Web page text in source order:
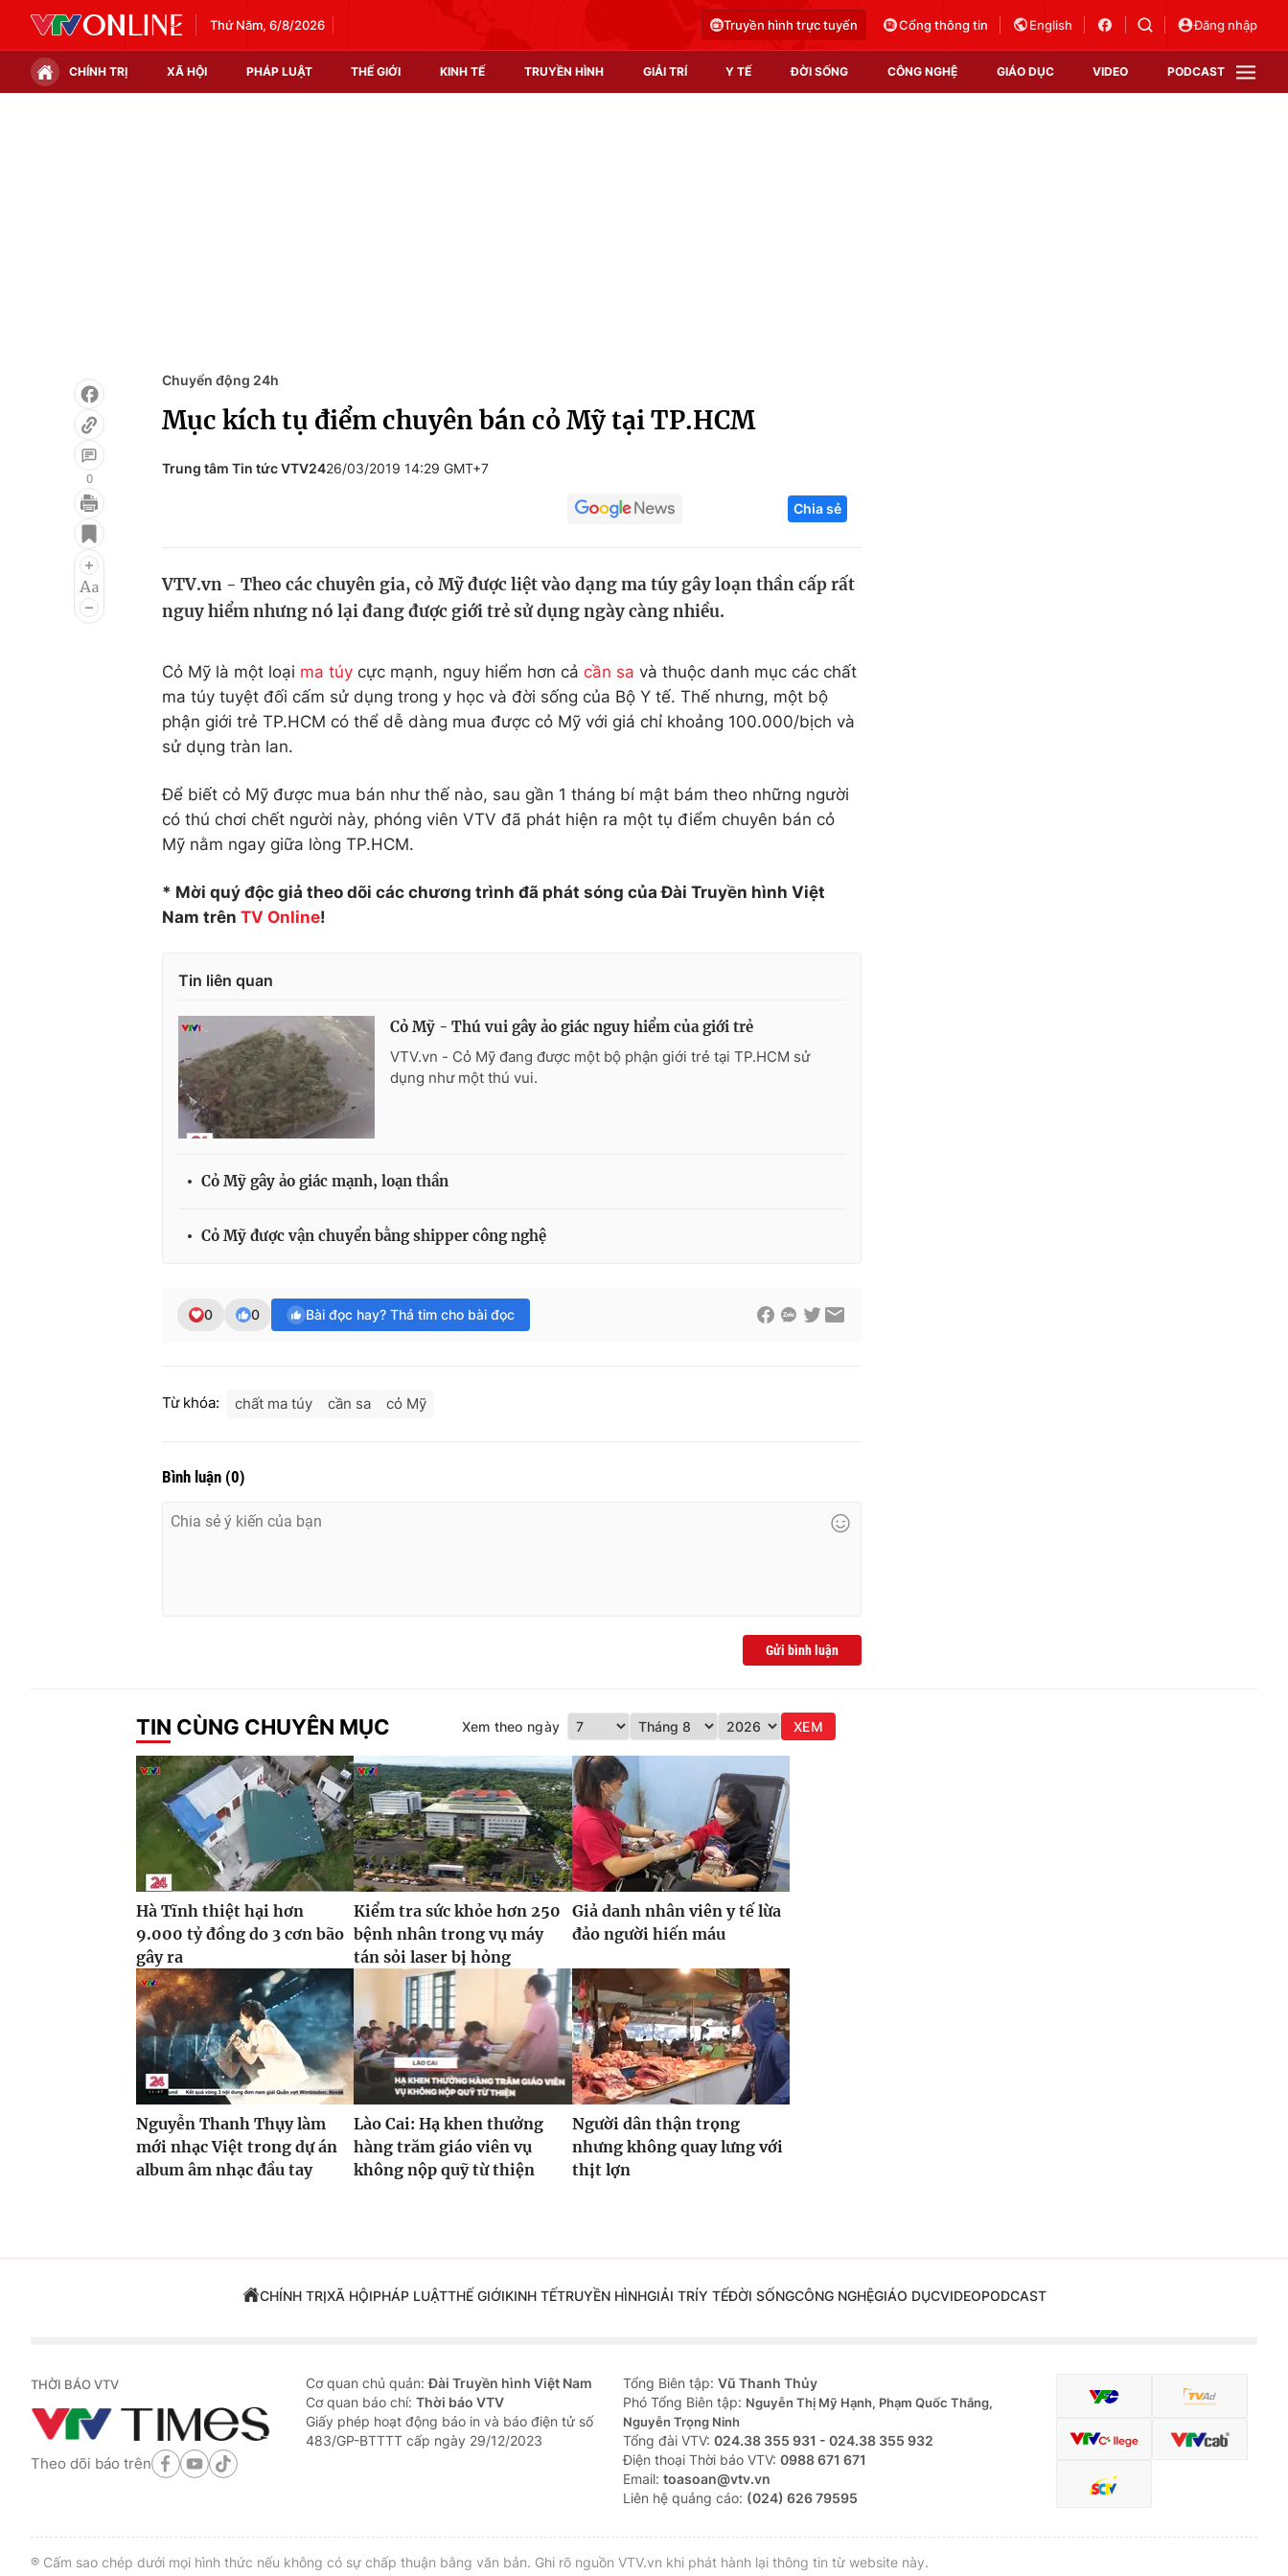
Thứ Năm, 6/8/2026 Truyền hình trực tuyến Cổng thông tin English Đăng nhập
CHÍNH TRỊ XÃ HỘI PHÁP LUẬT THẾ GIỚI KINH TẾ TRUYỀN HÌNH GIẢI TRÍ Y TẾ ĐỜI SỐNG CÔNG NGHỆ GIÁO DỤC VIDEO PODCAST
Điện ảnh
Âm nhạc
Làm đẹp
Học trực tuyến
Công nghệ
Sản phẩm
Tư vấn
0
Chuyển động 24h
Mục kích tụ điểm chuyên bán cỏ Mỹ tại TP.HCM
Trung tâm Tin tức VTV2426/03/2019 14:29 GMT+7
Chia sẻ
VTV.vn - Theo các chuyên gia, cỏ Mỹ được liệt vào dạng ma túy gây loạn thần cấp rất
nguy hiểm nhưng nó lại đang được giới trẻ sử dụng ngày càng nhiều.
Cỏ Mỹ là một loại ma túy cực mạnh, nguy hiểm hơn cả cần sa và thuộc danh mục các chất
ma túy tuyệt đối cấm sử dụng trong y học và đời sống của Bộ Y tế. Thế nhưng, một bộ
phận giới trẻ TP.HCM có thể dễ dàng mua được cỏ Mỹ với giá chỉ khoảng 100.000/bịch và
sử dụng tràn lan.
Để biết cỏ Mỹ được mua bán như thế nào, sau gần 1 tháng bí mật bám theo những người
có thú chơi chết người này, phóng viên VTV đã phát hiện ra một tụ điểm chuyên bán cỏ
Mỹ nằm ngay giữa lòng TP.HCM.
* Mời quý độc giả theo dõi các chương trình đã phát sóng của Đài Truyền hình Việt
Nam trên TV Online!
Tin liên quan
Cỏ Mỹ - Thú vui gây ảo giác nguy hiểm của giới trẻ
VTV.vn - Cỏ Mỹ đang được một bộ phận giới trẻ tại TP.HCM sử
dụng như một thú vui.
Cỏ Mỹ gây ảo giác mạnh, loạn thần
Cỏ Mỹ được vận chuyển bằng shipper công nghệ
0 0 Bài đọc hay? Thả tim cho bài đọc
Từ khóa: chất ma túy cần sa cỏ Mỹ
Bình luận (0)
Gửi bình luận
TIN CÙNG CHUYÊN MỤC Xem theo ngày XEM
Hà Tĩnh thiệt hại hơn
9.000 tỷ đồng do 3 cơn bão
gây ra
Kiểm tra sức khỏe hơn 250
bệnh nhân trong vụ máy
tán sỏi laser bị hỏng
Giả danh nhân viên y tế lừa
đảo người hiến máu
Nguyễn Thanh Thụy làm
mới nhạc Việt trong dự án
album âm nhạc đầu tay
Lào Cai: Hạ khen thưởng
hàng trăm giáo viên vụ
không nộp quỹ từ thiện
Người dân thận trọng
nhưng không quay lưng với
thịt lợn
CHÍNH TRỊXÃ HỘIPHÁP LUẬTTHẾ GIỚIKINH TẾTRUYỀN HÌNHGIẢI TRÍY TẾĐỜI SỐNGCÔNG NGHỆGIÁO DỤCVIDEOPODCAST
THỜI BÁO VTV
Theo dõi báo trên
Cơ quan chủ quản:Đài Truyền hình Việt Nam
Cơ quan báo chí: Thời báo VTV
Giấy phép hoạt động báo in và báo điện tử số
483/GP-BTTTT cấp ngày 29/12/2023
Tổng Biên tập: Vũ Thanh Thủy
Phó Tổng Biên tập: Nguyễn Thị Mỹ Hạnh, Phạm Quốc Thắng,
Nguyễn Trọng Ninh
Tổng đài VTV: 024.38 355 931 - 024.38 355 932
Ðiện thoại Thời báo VTV: 0988 671 671
Email: toasoan@vtv.vn
Liên hệ quảng cáo: (024) 626 79595
® Cấm sao chép dưới mọi hình thức nếu không có sự chấp thuận bằng văn bản. Ghi rõ nguồn VTV.vn khi phát hành lại thông tin từ website này.